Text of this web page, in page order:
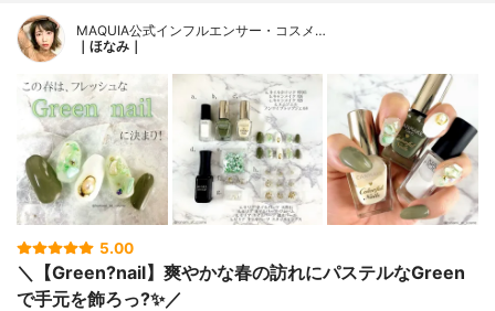
MAQUIA公式インフルエンサー・コスメ…
｜ほなみ｜
5.00
＼【Green?nail】爽やかな春の訪れにパステルなGreen
で手元を飾ろっ?✨／